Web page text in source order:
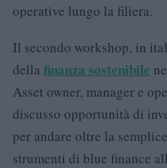
operative lungo la filiera.
Il secondo workshop, in
della finanza sostenibile
Asset owner, manager e
discusso opportunità di
per andare oltre la
strumenti di blue finance